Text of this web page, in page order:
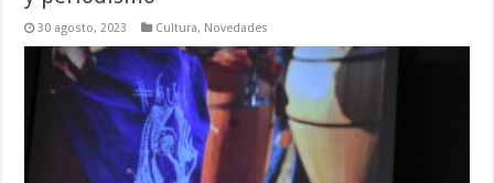
30 agosto, 2023 Cultura, Novedades